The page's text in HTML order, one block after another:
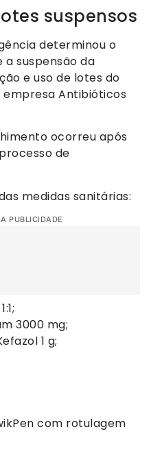
suspensos
determinou o
suspensão da
e uso de lotes do
Antibióticos
ocorreu após
de
medidas sanitárias:
PUBLICIDADE
3000 mg;
1 g;
com rotulagem